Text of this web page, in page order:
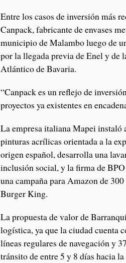
Entre los casos de inversión más
Canpack, fabricante de envases
municipio de Malambo luego de
por la llegada previa de Enel y de
Atlántico de Bavaria.
“Canpack es un reflejo de
proyectos ya existentes en
La empresa italiana Mapei instaló
pinturas acrílicas orientada a la
origen español, desarrolla una
inclusión social, y la firma de
una campaña para Amazon de
Burger King.
La propuesta de valor de
logística, ya que la ciudad cuenta
líneas regulares de navegación y
tránsito de entre 5 y 8 días hacia